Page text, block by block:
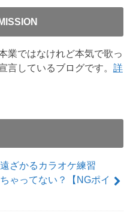
業ではなけれど本気で歌っ
言しているブログです。 詳
遠ざかるカラオケ練習
ゃってない？【NGポイ